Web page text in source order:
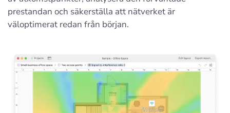
prestandan och säkerställa att nätverket är
väloptimerat redan från början.